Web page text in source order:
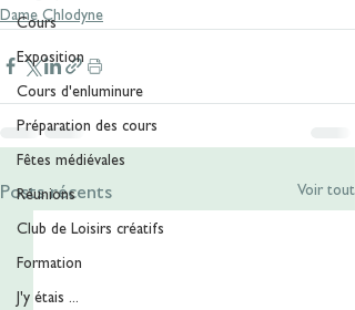
Cours
Exposition
Cours d'enluminure
Préparation des cours
Fêtes médiévales
Réunions
Club de Loisirs créatifs
Formation
J'y étais ...
Dame Chlodyne
Posts récents Voir tout